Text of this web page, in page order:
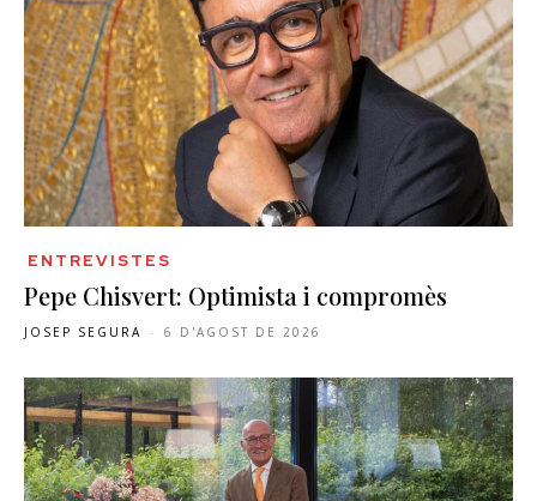
ENTREVISTES
Pepe Chisvert: Optimista i compromès
JOSEP SEGURA - 6 D'AGOST DE 2026